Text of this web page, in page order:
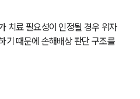
치료 필요성이 인정될 경우 위자
기 때문에 손해배상 판단 구조를